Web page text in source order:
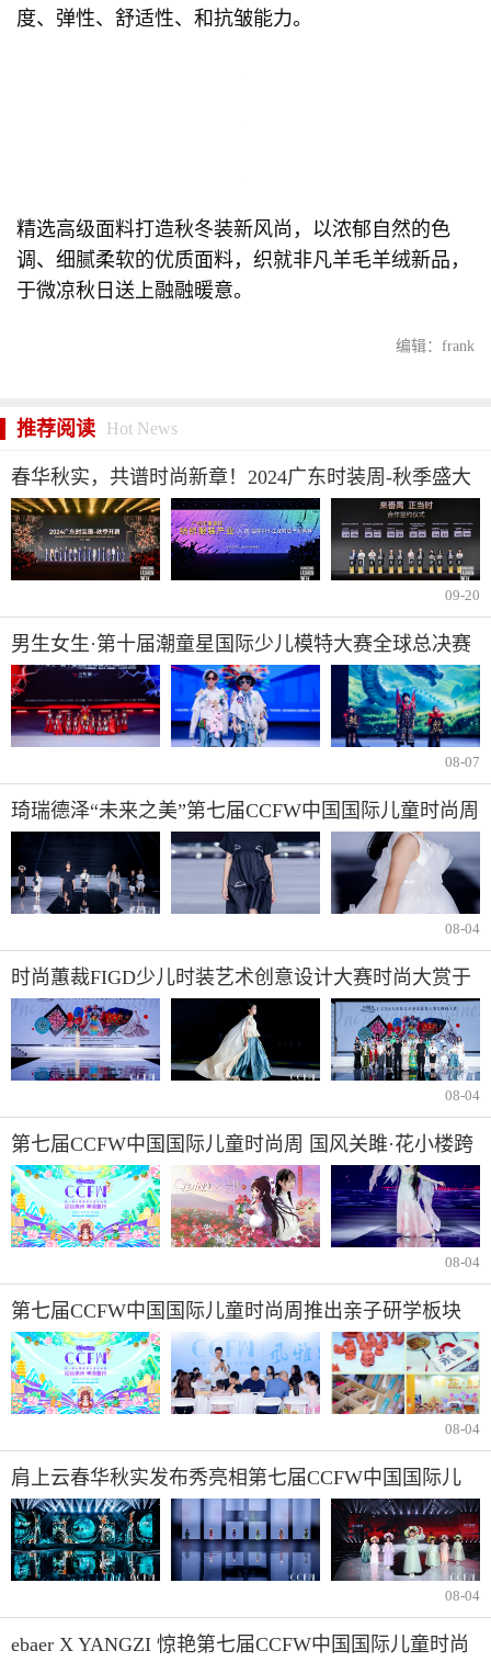
度、弹性、舒适性、和抗皱能力。
精选高级面料打造秋冬装新风尚，以浓郁自然的色
调、细腻柔软的优质面料，织就非凡羊毛羊绒新品，
于微凉秋日送上融融暖意。
编辑：frank
推荐阅读 Hot News
春华秋实，共谱时尚新章！2024广东时装周-秋季盛大
启幕
09-20
男生女生·第十届潮童星国际少儿模特大赛全球总决赛
圆满落幕
08-07
琦瑞德泽“未来之美”第七届CCFW中国国际儿童时尚周
闭幕秀
08-04
时尚蕙裁FIGD少儿时装艺术创意设计大赛时尚大赏于
2024CCFW圆满收官
08-04
第七届CCFW中国国际儿童时尚周 国风关雎·花小楼跨
界融合
08-04
第七届CCFW中国国际儿童时尚周推出亲子研学板块
【风雅颂私塾】
08-04
肩上云春华秋实发布秀亮相第七届CCFW中国国际儿
童时尚周
08-04
ebaer X YANGZI 惊艳第七届CCFW中国国际儿童时尚